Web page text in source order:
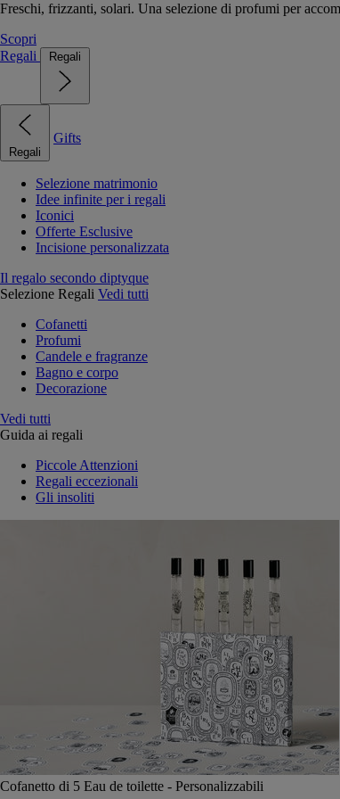
Freschi, frizzanti, solari. Una selezione di profumi per
Scopri
Regali
Regali
Regali
Gifts
Selezione matrimonio
Idee infinite per i regali
Iconici
Offerte Esclusive
Incisione personalizzata
Il regalo secondo diptyque
Selezione Regali Vedi tutti
Cofanetti
Profumi
Candele e fragranze
Bagno e corpo
Decorazione
Vedi tutti
Guida ai regali
Piccole Attenzioni
Regali eccezionali
Gli insoliti
Cofanetto di 5 Eau de toilette - Personalizzabili